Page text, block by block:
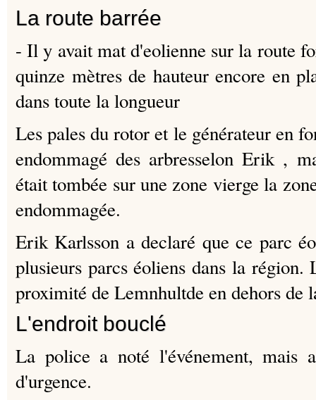
La route barrée
- Il y avait mat d'eolienne sur la route
quinze mètres de hauteur encore en
dans toute la longueur
Les pales du rotor et le générateur en
​​endommagé des arbresselon Erik ,
était tombée sur une zone vierge la
endommagée.
Erik Karlsson a declaré que ce parc
plusieurs parcs éoliens dans la région.
proximité de Lemnhultde en dehors de
L'endroit bouclé
La police a noté l'événement, mais
d'urgence.